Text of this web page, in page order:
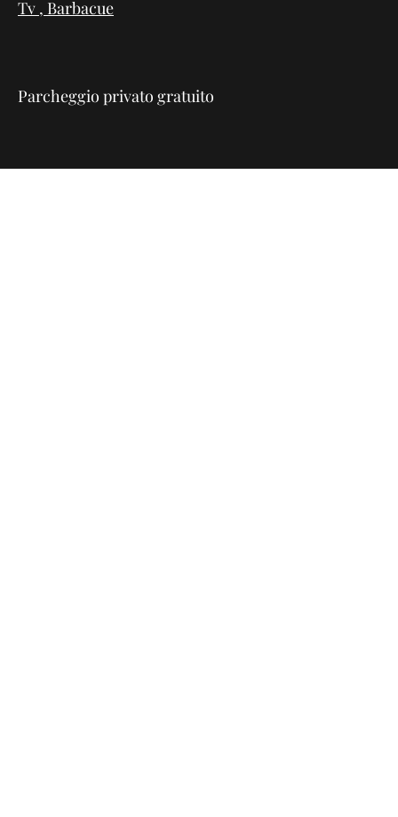
Tv , Barbacue
Parcheggio privato gratuito